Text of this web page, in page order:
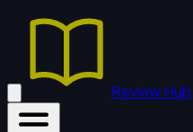
Review Hub